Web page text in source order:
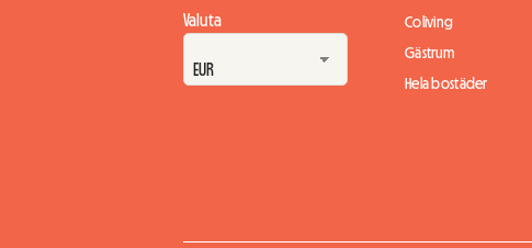
Valuta
Coliving
Gästrum
Hela bostäder